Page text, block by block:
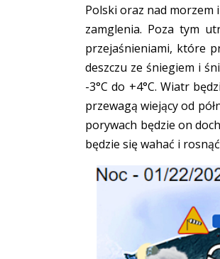
Polski oraz nad morzem
zamglenia. Poza tym
przejaśnieniami, które
deszczu ze śniegiem i
-3°C do +4°C. Wiatr
przewagą wiejący od
porywach będzie on
będzie się wahać i